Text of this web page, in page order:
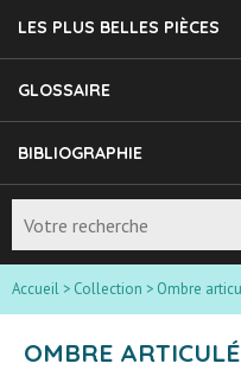
LES PLUS BELLES PIÈCES
GLOSSAIRE
BIBLIOGRAPHIE
Accueil > Collection > Ombre
OMBRE